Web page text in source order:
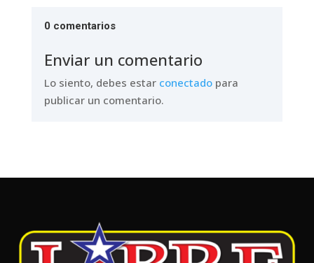
0 comentarios
Enviar un comentario
Lo siento, debes estar conectadopara
publicar un comentario.